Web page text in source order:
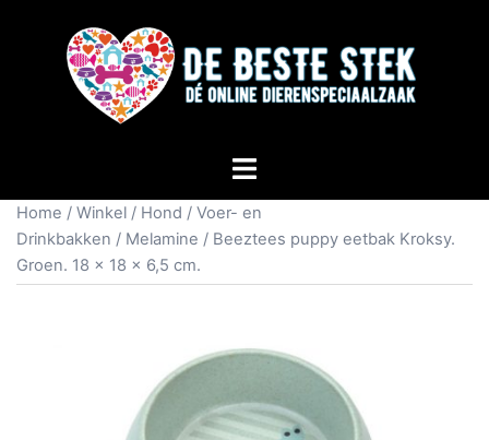
Home / Winkel / Hond / Voer- en
Drinkbakken / Melamine / Beeztees puppy eetbak Kroksy.
Groen. 18 x 18 x 6,5 cm.